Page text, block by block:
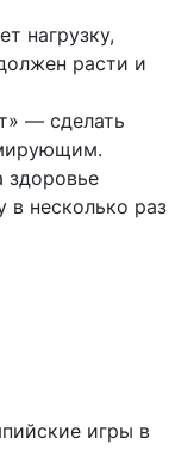
нагрузку,
расти и
— сделать
здоровье
в несколько раз
игры в